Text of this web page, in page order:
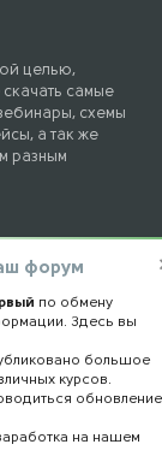
целью,
самые
схемы
а так же
разным
связь
форум
по обмену
Здесь вы
большое
курсов.
обновление
на нашем